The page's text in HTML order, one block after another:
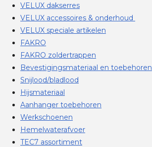
VELUX dakserres
VELUX accessoires & onderhoud
VELUX speciale artikelen
FAKRO
FAKRO zoldertrappen
Bevestigingsmateriaal en toebehoren
Snijlood/bladlood
Hijsmateriaal
Aanhanger toebehoren
Werkschoenen
Hemelwaterafvoer
TEC7 assortiment